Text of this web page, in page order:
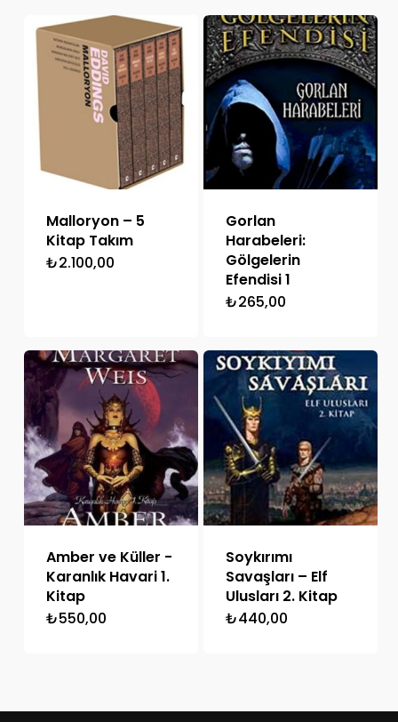
Malloryon – 5
Kitap Takım
₺2.100,00
Gorlan
Harabeleri:
Gölgelerin
Efendisi 1
₺265,00
Amber ve Küller -
Karanlık Havari 1.
Kitap
₺550,00
Soykırımı
Savaşları – Elf
Ulusları 2. Kitap
₺440,00